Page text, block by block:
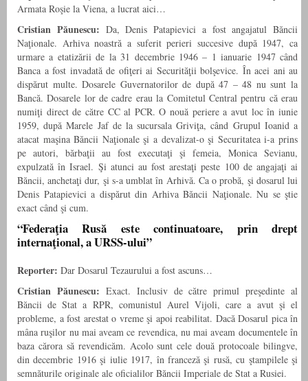
Armata Roşie la Viena, a lucrat aici…
Cristian Păunescu: Da, Denis Patapievici a fost angajatul Băncii
Naţionale. Arhiva noastră a suferit perieri succesive după 1947, ca
urmare a etatizării de la 31 decembrie 1946 – 1 ianuarie 1947 când
Banca a fost invadată de ofiţeri ai Securităţii bolşevice. În acei ani au
dispărut multe. Dosarele Guvernatorilor de după 47 – 48 nu sunt la
Bancă. Dosarele lor de cadre erau la Comitetul Central pentru că erau
numiţi direct de către CC al PCR. O nouă periere a avut loc în iunie
1959, după Marele Jaf de la sucursala Griviţa, când Grupul Ioanid a
atacat maşina Băncii Naţionale şi a devalizat-o şi Securitatea i-a prins
pe autori, bărbaţii au fost executaţi şi femeia, Monica Sevianu,
expulzată în Israel. Şi atunci au fost arestaţi peste 100 de angajaţi ai
Băncii, anchetaţi dur, şi s-a umblat în Arhivă. Ca o probă, şi dosarul lui
Denis Patapievici a dispărut din Arhiva Băncii Naţionale. Nu se ştie
exact când şi cum.
“Federaţia Rusă este continuatoare, prin drept
internaţional, a URSS-ului”
Reporter: Dar Dosarul Tezaurului a fost ascuns…
Cristian Păunescu: Exact. Inclusiv de către primul preşedinte al
Băncii de Stat a RPR, comunistul Aurel Vijoli, care a avut şi el
probleme, a fost arestat o vreme şi apoi reabilitat. Dacă Dosarul pica în
mâna ruşilor nu mai aveam ce revendica, nu mai aveam documentele în
baza cărora să revendicăm. Acolo sunt cele două protocoale bilingve,
din decembrie 1916 şi iulie 1917, în franceză şi rusă, cu ştampilele şi
semnăturile originale ale oficialilor Băncii Imperiale de Stat a Rusiei.